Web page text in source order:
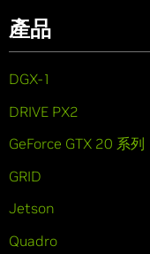
產品
DGX-1
DRIVE PX2
GeForce GTX 20 系列
GRID
Jetson
Quadro